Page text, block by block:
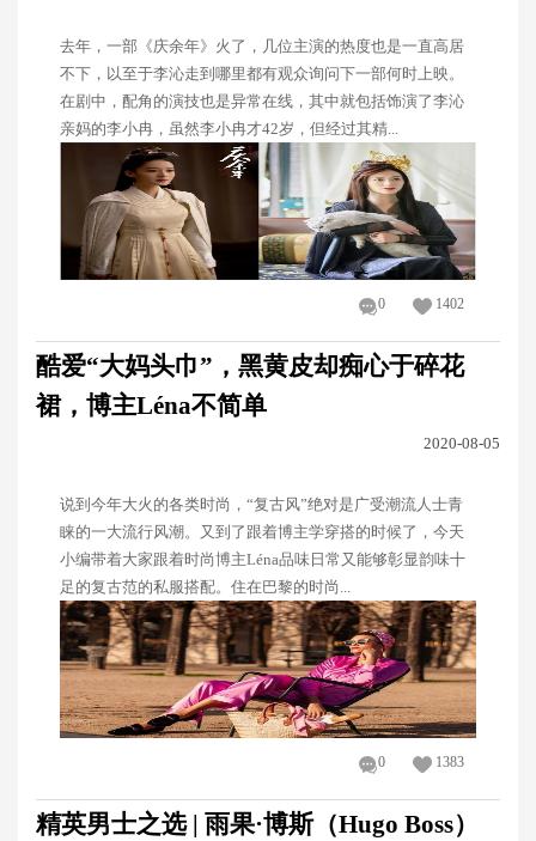
去年，一部《庆余年》火了，几位主演的热度也是一直高居
不下，以至于李沁走到哪里都有观众询问下一部何时上映。
在剧中，配角的演技也是异常在线，其中就包括饰演了李沁
亲妈的李小冉，虽然李小冉才42岁，但经过其精...
0 1402
酷爱“大妈头巾”，黑黄皮却痴心于碎花
裙，博主Léna不简单
2020-08-05
说到今年大火的各类时尚，“复古风”绝对是广受潮流人士青
睐的一大流行风潮。又到了跟着博主学穿搭的时候了，今天
小编带着大家跟着时尚博主Léna品味日常又能够彰显韵味十
足的复古范的私服搭配。住在巴黎的时尚...
0 1383
精英男士之选 | 雨果·博斯（Hugo Boss）